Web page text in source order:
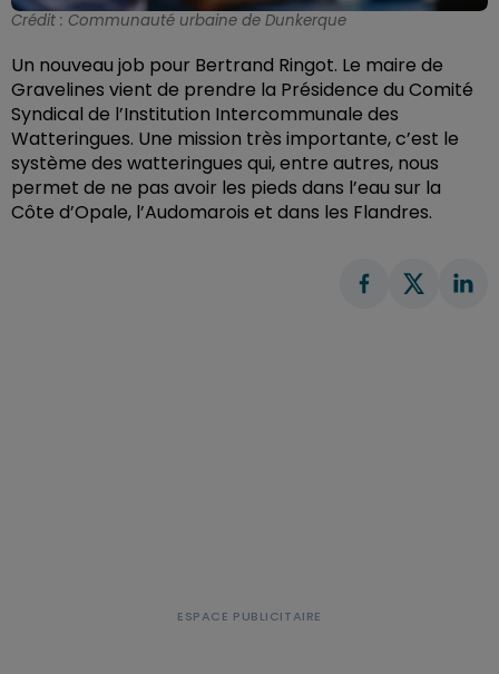
Crédit : Communauté urbaine de Dunkerque
Un nouveau job pour Bertrand Ringot. Le maire de
Gravelines vient de prendre la Présidence du Comité
Syndical de l’Institution Intercommunale des
Watteringues. Une mission très importante, c’est le
système des watteringues qui, entre autres, nous
permet de ne pas avoir les pieds dans l’eau sur la
Côte d’Opale, l’Audomarois et dans les Flandres.